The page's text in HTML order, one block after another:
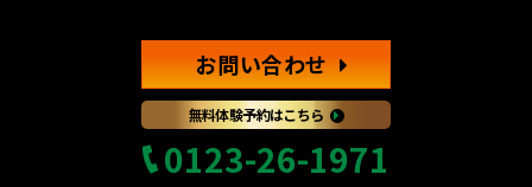
お問い合わせ
無料体験予約はこちら
0123-26-1971